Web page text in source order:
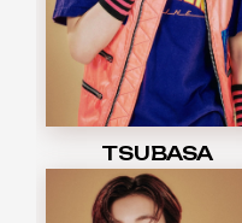
TSUBASA